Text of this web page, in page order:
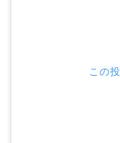
この